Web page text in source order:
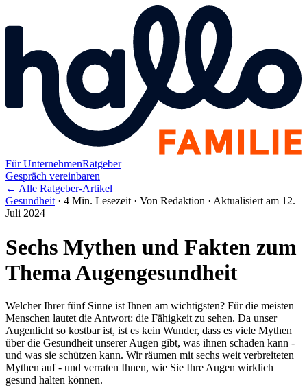
Für UnternehmenRatgeber
Gespräch vereinbaren
← Alle Ratgeber-Artikel
Gesundheit · 4 Min. Lesezeit · Von Redaktion · Aktualisiert am 12.
Juli 2024
Sechs Mythen und Fakten zum
Thema Augengesundheit
Welcher Ihrer fünf Sinne ist Ihnen am wichtigsten? Für die meisten
Menschen lautet die Antwort: die Fähigkeit zu sehen. Da unser
Augenlicht so kostbar ist, ist es kein Wunder, dass es viele Mythen
über die Gesundheit unserer Augen gibt, was ihnen schaden kann -
und was sie schützen kann. Wir räumen mit sechs weit verbreiteten
Mythen auf - und verraten Ihnen, wie Sie Ihre Augen wirklich
gesund halten können.